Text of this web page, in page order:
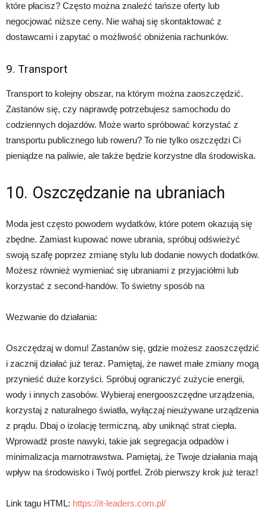
które płacisz? Często można znaleźć tańsze oferty lub
negocjować niższe ceny. Nie wahaj się skontaktować z
dostawcami i zapytać o możliwość obniżenia rachunków.
9. Transport
Transport to kolejny obszar, na którym można zaoszczędzić.
Zastanów się, czy naprawdę potrzebujesz samochodu do
codziennych dojazdów. Może warto spróbować korzystać z
transportu publicznego lub roweru? To nie tylko oszczędzi Ci
pieniądze na paliwie, ale także będzie korzystne dla środowiska.
10. Oszczędzanie na ubraniach
Moda jest często powodem wydatków, które potem okazują się
zbędne. Zamiast kupować nowe ubrania, spróbuj odświeżyć
swoją szafę poprzez zmianę stylu lub dodanie nowych dodatków.
Możesz również wymieniać się ubraniami z przyjaciółmi lub
korzystać z second-handów. To świetny sposób na
Wezwanie do działania:
Oszczędzaj w domu! Zastanów się, gdzie możesz zaoszczędzić
i zacznij działać już teraz. Pamiętaj, że nawet małe zmiany mogą
przynieść duże korzyści. Spróbuj ograniczyć zużycie energii,
wody i innych zasobów. Wybieraj energooszczędne urządzenia,
korzystaj z naturalnego światła, wyłączaj nieużywane urządzenia
z prądu. Dbaj o izolację termiczną, aby uniknąć strat ciepła.
Wprowadź proste nawyki, takie jak segregacja odpadów i
minimalizacja marnotrawstwa. Pamiętaj, że Twoje działania mają
wpływ na środowisko i Twój portfel. Zrób pierwszy krok już teraz!
Link tagu HTML: https://it-leaders.com.pl/